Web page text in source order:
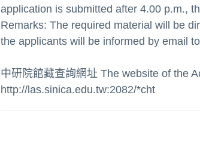
application is submitted after 4.00 p.m.,
Remarks: The required material will be
the applicants will be informed by email
中研院館藏查詢網址 The website of the
http://las.sinica.edu.tw:2082/*cht